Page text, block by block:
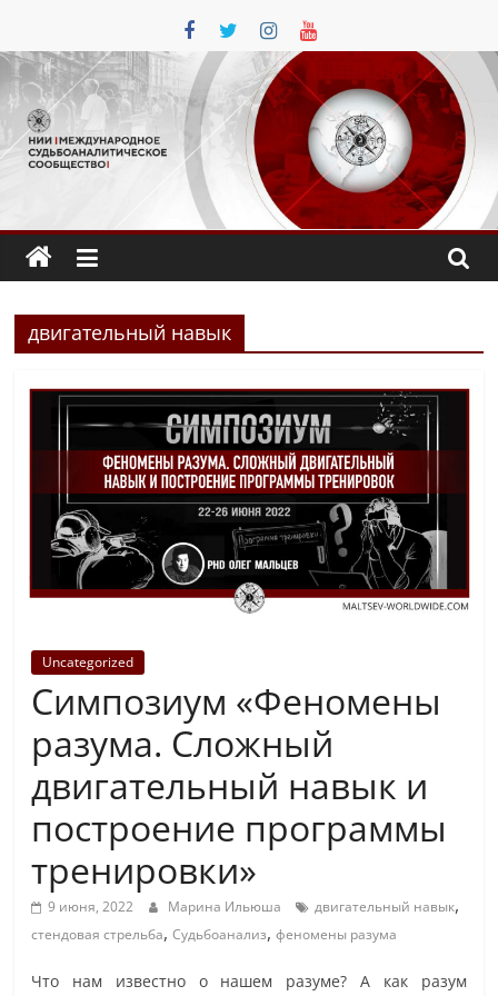
содержимому
двигательный навык
Uncategorized
Симпозиум «Феномены
разума. Сложный
двигательный навык и
построение программы
тренировки»
9 июня, 2022 Марина Ильюша двигательный навык,
стендовая стрельба,Судьбоанализ,феномены разума
Что нам известно о нашем разуме? А как разум